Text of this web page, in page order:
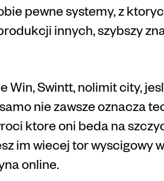
pewne systemy, z
innych, szybszy
Win, Swintt, nolimit city,
nie zawsze oznacza
ktore oni beda na
im wiecej tor wyscigowy
online.